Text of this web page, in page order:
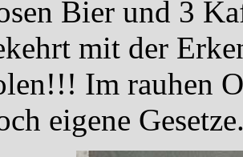
Bier und 3
mit der
Im rauhen
eigene